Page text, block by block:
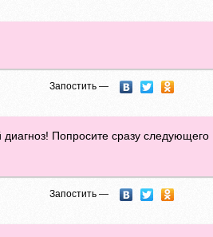
Запостить —
Попросите сразу следующего
Запостить —